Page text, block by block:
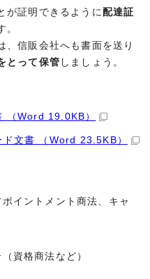
が証明できるように 配達証
。
、信販会社へも書面を送り
とって保管 しましょう。
（Word 19.0KB）
ド文書 （Word 23.5KB）
イントメント商法、キャ
資格商法など）